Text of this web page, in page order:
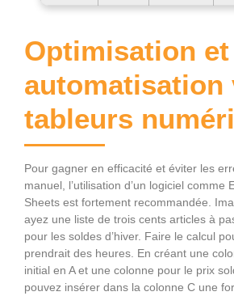
Optimisation et
automatisation
tableurs
Pour gagner en efficacité et éviter les
manuel, l’utilisation d’un logiciel comme
Sheets est fortement recommandée.
ayez une liste de trois cents articles à
pour les soldes d’hiver. Faire le calcul
prendrait des heures. En créant une
initial en A et une colonne pour le prix
pouvez insérer dans la colonne C une